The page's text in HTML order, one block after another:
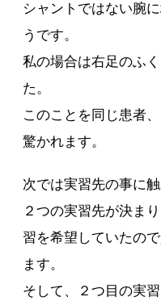
シャントではない腕
うです。
私の場合は右足のふ
た。
このことを同じ患者
驚かれます。
次では実習先の事に
２つの実習先が決ま
習を希望していたの
ます。
そして、２つ目の実